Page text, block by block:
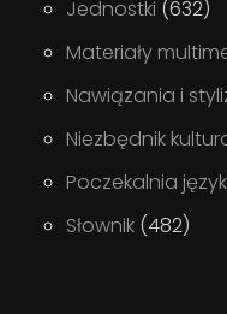
Jednostki (632)
Materiały
Nawiązania i
Niezbędnik
Poczekalnia
Słownik (482)